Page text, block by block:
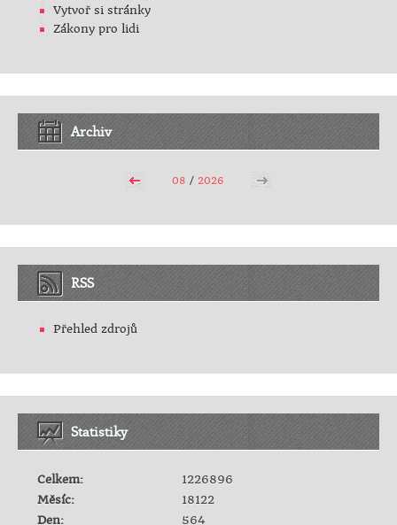
Vytvoř si stránky
Zákony pro lidi
Archiv
08 /2026
RSS
Přehled zdrojů
Statistiky
Celkem:
1226896
Měsíc:
18122
Den:
564